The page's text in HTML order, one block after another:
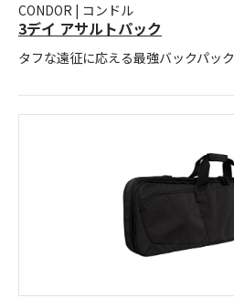
CONDOR | コンドル
3デイ アサルトパック
タフな遠征に応える最強バックパック